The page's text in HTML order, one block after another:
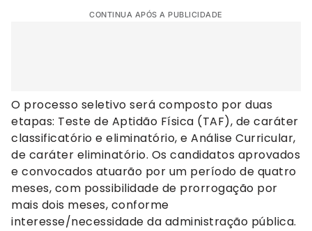
CONTINUA APÓS A PUBLICIDADE
O processo seletivo será composto por duas
etapas: Teste de Aptidão Física (TAF), de caráter
classificatório e eliminatório, e Análise Curricular,
de caráter eliminatório. Os candidatos aprovados
e convocados atuarão por um período de quatro
meses, com possibilidade de prorrogação por
mais dois meses, conforme
interesse/necessidade da administração pública.